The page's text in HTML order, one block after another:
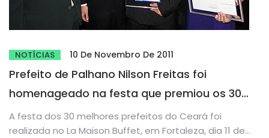
NOTÍCIAS 10 De Novembro De 2011
Prefeito de Palhano Nilson Freitas foi
homenageado na festa que premiou os 30
melhores prefeitos do Ceará
A festa dos 30 melhores prefeitos do Ceará foi
realizada no La Maison Buffet, em Fortaleza, dia 11 de...